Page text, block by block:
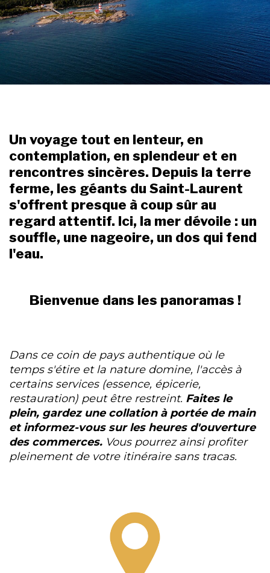
Un voyage tout en lenteur, en
contemplation, en splendeur et en
rencontres sincères. Depuis la terre
ferme, les géants du Saint-Laurent
s'offrent presque à coup sûr au
regard attentif. Ici, la mer dévoile : un
souffle, une nageoire, un dos qui fend
l'eau.
Bienvenue dans les panoramas !
Dans ce coin de pays authentique où le
temps s'étire et la nature domine, l'accès à
certains services (essence, épicerie,
restauration) peut être restreint. Faites le
plein, gardez une collation à portée de main
et informez-vous sur les heures d'ouverture
des commerces. Vous pourrez ainsi profiter
pleinement de votre itinéraire sans tracas.